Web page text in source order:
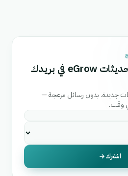
احصل على آخر تحديثات eGrow في بريدك
جديدة. بدون رسائل مزعجة —
وقت.
اشترك